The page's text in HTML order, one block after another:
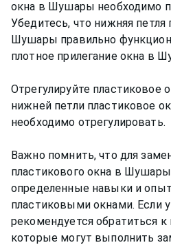
окна в Шушары необходимо
Убедитесь, что нижняя петля
Шушары правильно
плотное прилегание окна в
Отрегулируйте пластиковое
нижней петли пластиковое
необходимо отрегулировать.
Важно помнить, что для
пластикового окна в
определенные навыки и
пластиковыми окнами. Если
рекомендуется обратиться
которые могут выполнить